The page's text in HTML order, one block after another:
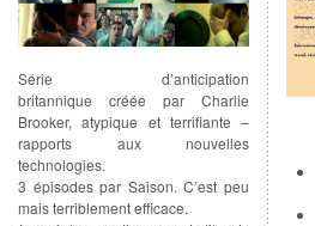
Série d’anticipation
britannique créée par Charlie
Brooker, atypique et terrifiante –
rapports aux nouvelles
technologies.
3 épisodes par Saison. C’est peu
mais terriblement efficace.